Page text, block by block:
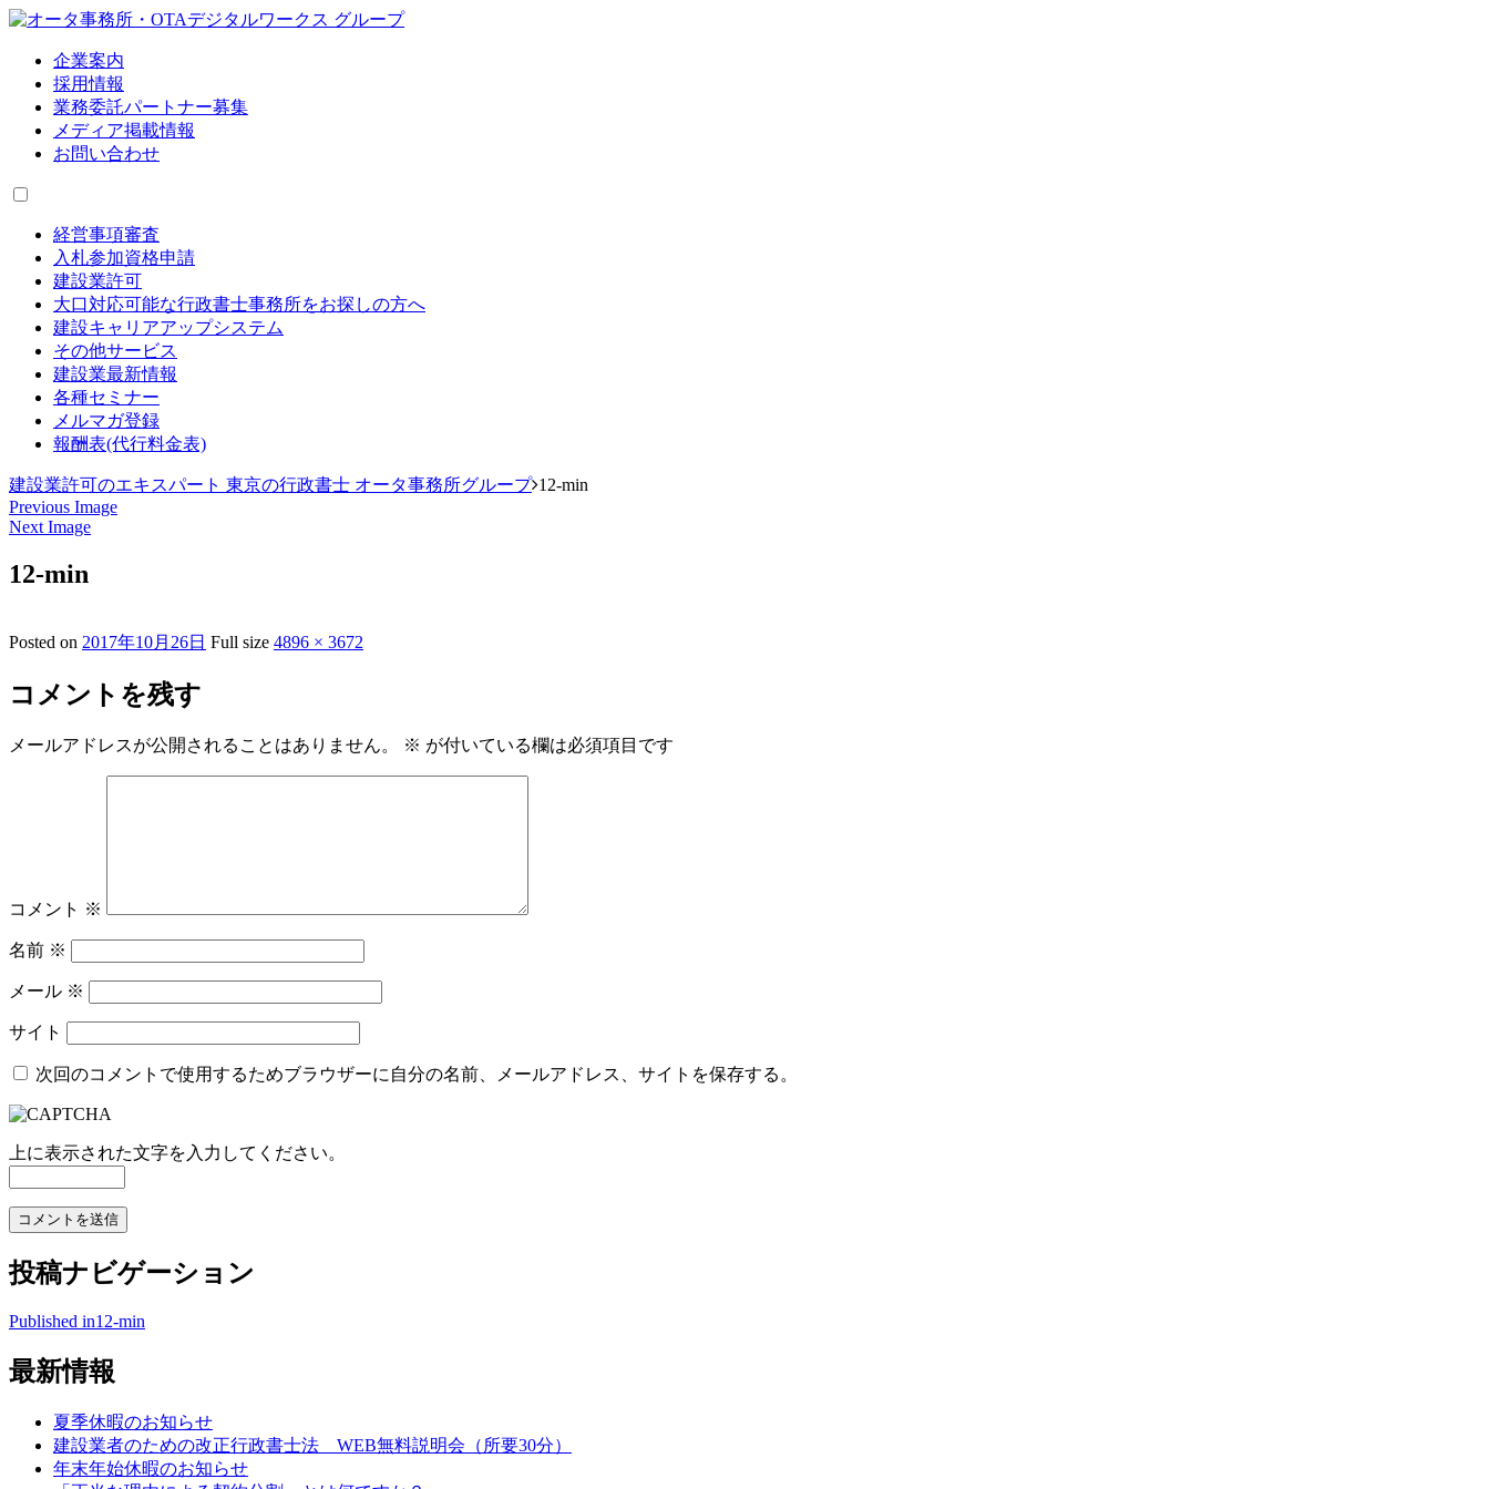
企業案内
採用情報
業務委託パートナー募集
メディア掲載情報
お問い合わせ
経営事項審査
入札参加資格申請
建設業許可
大口対応可能な行政書士事務所をお探しの方へ
建設キャリアアップシステム
その他サービス
建設業最新情報
各種セミナー
メルマガ登録
報酬表(代行料金表)
建設業許可のエキスパート 東京の行政書士 オータ事務所グループ 12-min
Previous Image
Next Image
12-min
Posted on 2017年10月26日 Full size 4896 × 3672
コメントを残す
メールアドレスが公開されることはありません。 ※ が付いている欄は必須項目です
コメント ※
名前 ※
メール ※
サイト
次回のコメントで使用するためブラウザーに自分の名前、メールアドレス、サイトを保存する。
上に表示された文字を入力してください。
投稿ナビゲーション
Published in12-min
最新情報
夏季休暇のお知らせ
建設業者のための改正行政書士法 WEB無料説明会（所要30分）
年末年始休暇のお知らせ